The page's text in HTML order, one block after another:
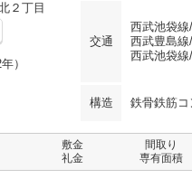
２丁目
交通
西武池袋
西武豊島
西武池袋
）
構造 鉄骨鉄筋
敷金
礼金
間取り
専有面積